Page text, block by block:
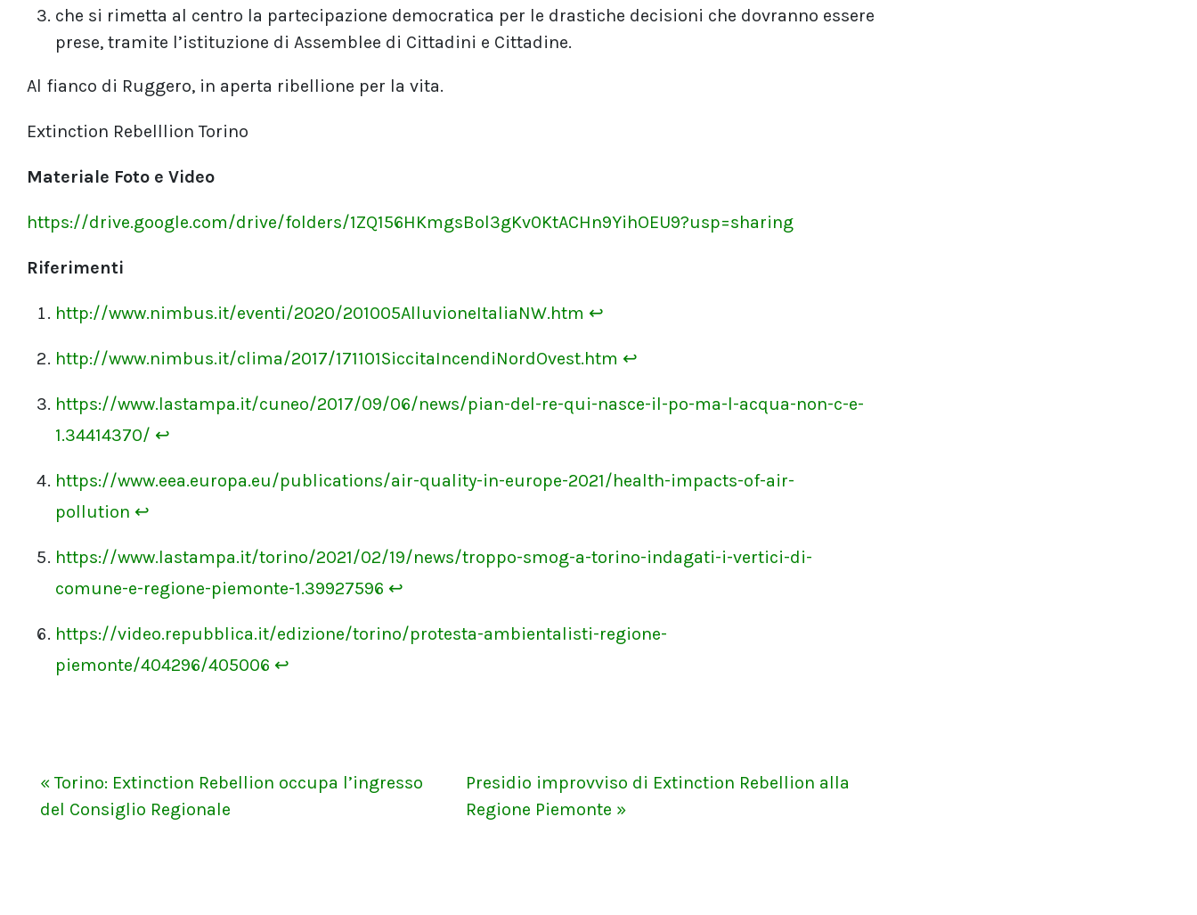
che si rimetta al centro la partecipazione democratica per le drastiche decisioni che dovranno essere
prese, tramite l’istituzione di Assemblee di Cittadini e Cittadine.
Al fianco di Ruggero, in aperta ribellione per la vita.
Extinction Rebelllion Torino
Materiale Foto e Video
https://drive.google.com/drive/folders/1ZQ156HKmgsBol3gKv0KtACHn9YihOEU9?usp=sharing
Riferimenti
http://www.nimbus.it/eventi/2020/201005AlluvioneItaliaNW.htm ↩
http://www.nimbus.it/clima/2017/171101SiccitaIncendiNordOvest.htm ↩
https://www.lastampa.it/cuneo/2017/09/06/news/pian-del-re-qui-nasce-il-po-ma-l-acqua-non-c-e-
1.34414370/ ↩
https://www.eea.europa.eu/publications/air-quality-in-europe-2021/health-impacts-of-air-
pollution ↩
https://www.lastampa.it/torino/2021/02/19/news/troppo-smog-a-torino-indagati-i-vertici-di-
comune-e-regione-piemonte-1.39927596 ↩
https://video.repubblica.it/edizione/torino/protesta-ambientalisti-regione-
piemonte/404296/405006 ↩
« Torino: Extinction Rebellion occupa l’ingresso
del Consiglio Regionale
Presidio improvviso di Extinction Rebellion alla
Regione Piemonte »